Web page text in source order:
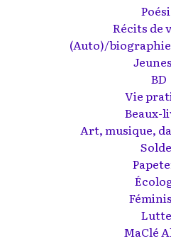
Récits de
(Auto)/
BD
Vie
Beaux-
Art, musique,
MaClé